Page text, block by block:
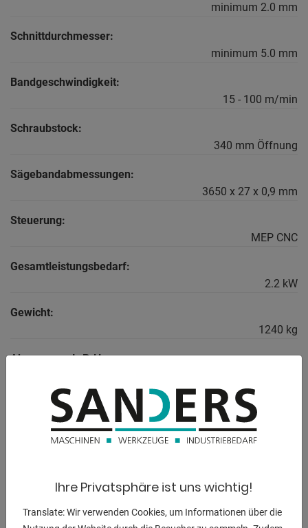
minimum 2.0 mm
Schnittdurchmesser:
minimum 5.0 mm
Bandgeschwindigkeit:
15 - 100 m/min
Schraubstock:
340 mm Öffnung
Sägebandabmessungen:
3650 x 27 x 0,9 mm
Steuerung:
MEP CNC
Gesamtleistungsbedarf:
2.2 kW
Gewicht:
1240 kg
Abmessung L-B-H:
BESCHREIBUNG
** Sonderpreis auf Anfrage
Ausstattung:
Ihre Privatsphäre ist uns wichtig!
Translate: Wir verwenden Cookies, um Informationen über die